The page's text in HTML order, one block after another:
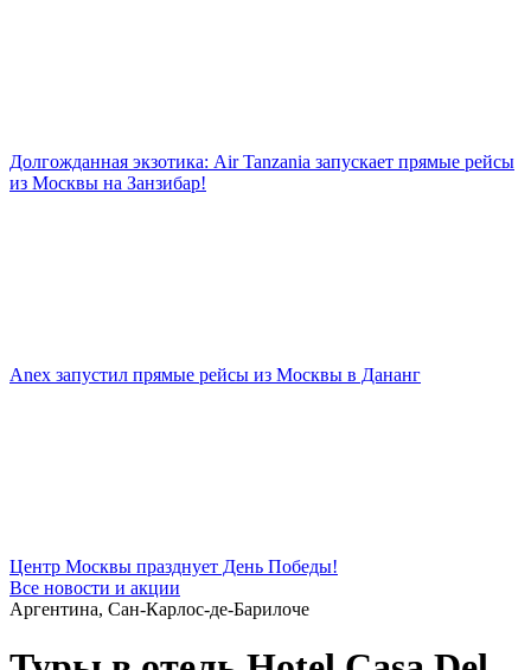
Долгожданная экзотика: Air Tanzania запускает прямые рейсы
из Москвы на Занзибар!
Anex запустил прямые рейсы из Москвы в Дананг
Центр Москвы празднует День Победы!
Все новости и акции
Аргентина, Сан-Карлос-де-Барилоче